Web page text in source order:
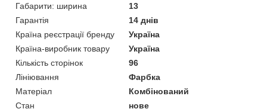
Габарити: ширина
13
Гарантія
14 днів
Країна реєстрації бренду
Україна
Країна-виробник товару
Україна
Кількість сторінок
96
Лініювання
Фарбка
Матеріал
Комбінований
Стан
нове